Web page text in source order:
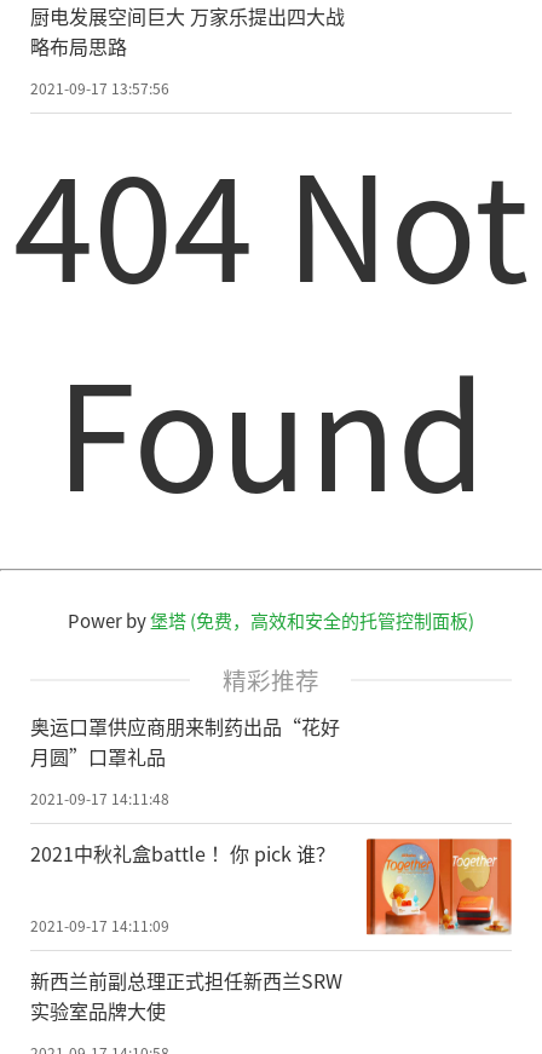
厨电发展空间巨大 万家乐提出四大战
略布局思路
2021-09-17 13:57:56
404 Not
Found
Power by堡塔 (免费，高效和安全的托管控制面板)
精彩推荐
奥运口罩供应商朋来制药出品“花好
月圆”口罩礼品
2021-09-17 14:11:48
2021中秋礼盒battle ！你 pick 谁？
2021-09-17 14:11:09
新西兰前副总理正式担任新西兰SRW
实验室品牌大使